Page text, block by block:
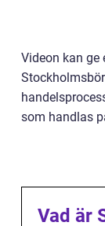
Videon kan ge
som handlas
Vad är